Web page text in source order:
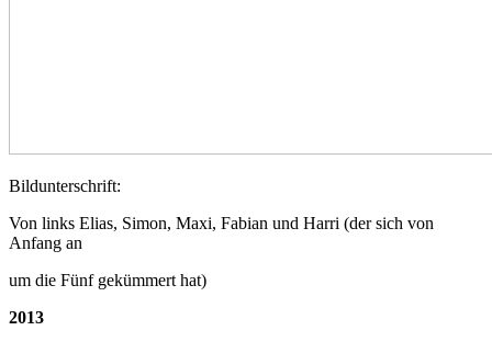
Bildunterschrift:
Von links Elias, Simon, Maxi, Fabian und Harri (der sich von
Anfang an
um die Fünf gekümmert hat)
2013